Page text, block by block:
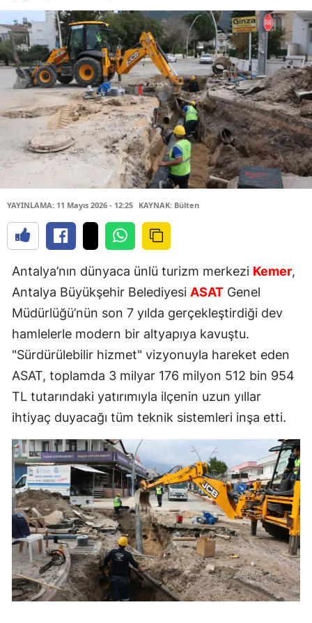
YAYINLAMA: 11 Mayıs 2026 - 12:25 KAYNAK: Bülten
Antalya’nın dünyaca ünlü turizm merkezi Kemer,
Antalya Büyükşehir Belediyesi ASAT Genel
Müdürlüğü’nün son 7 yılda gerçekleştirdiği dev
hamlelerle modern bir altyapıya kavuştu.
"Sürdürülebilir hizmet" vizyonuyla hareket eden
ASAT, toplamda 3 milyar 176 milyon 512 bin 954
TL tutarındaki yatırımıyla ilçenin uzun yıllar
ihtiyaç duyacağı tüm teknik sistemleri inşa etti.